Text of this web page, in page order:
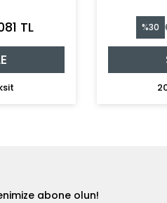
TL
%30
abone olun!